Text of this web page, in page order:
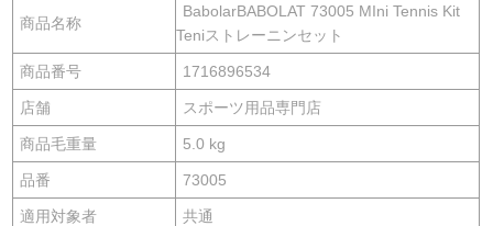
商品名称
BabolarBABOLAT 73005 MIni Tennis Kit
Teniストレーニンセット
商品番号 1716896534
店舗 スポーツ用品専門店
商品毛重量 5.0 kg
品番 73005
適用対象者 共通